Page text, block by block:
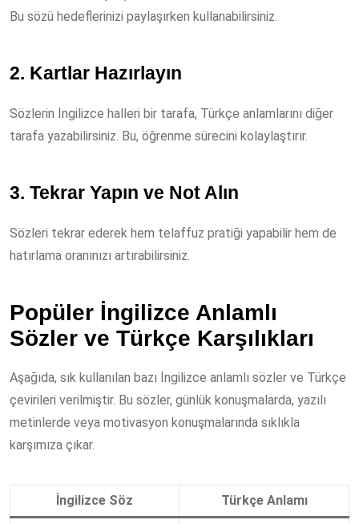
Bu sözü hedeflerinizi paylaşırken kullanabilirsiniz.
2. Kartlar Hazırlayın
Sözlerin İngilizce halleri bir tarafa, Türkçe anlamlarını diğer
tarafa yazabilirsiniz. Bu, öğrenme sürecini kolaylaştırır.
3. Tekrar Yapın ve Not Alın
Sözleri tekrar ederek hem telaffuz pratiği yapabilir hem de
hatırlama oranınızı artırabilirsiniz.
Popüler İngilizce Anlamlı
Sözler ve Türkçe Karşılıkları
Aşağıda, sık kullanılan bazı İngilizce anlamlı sözler ve Türkçe
çevirileri verilmiştir. Bu sözler, günlük konuşmalarda, yazılı
metinlerde veya motivasyon konuşmalarında sıklıkla
karşımıza çıkar.
İngilizce Söz Türkçe Anlamı